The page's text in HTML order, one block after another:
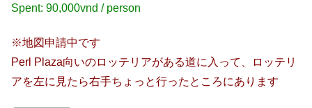
Spent: 90,000vnd / person
※地図申請中です
Perl Plaza向いのロッテリアがある道に入って、ロッテリ
アを左に見たら右手ちょっと行ったところにあります